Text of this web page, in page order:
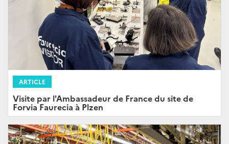
ARTICLE
Visite par l'Ambassadeur de France du site de
Forvia Faurecia à Plzen